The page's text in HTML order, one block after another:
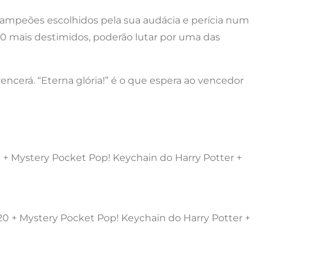
escolhidos pela sua audácia e perícia num
mais destimidos, poderão lutar por uma das
“Eterna glória!” é o que espera ao vencedor
+ Mystery Pocket Pop! Keychain do Harry Potter +
+ Mystery Pocket Pop! Keychain do Harry Potter +